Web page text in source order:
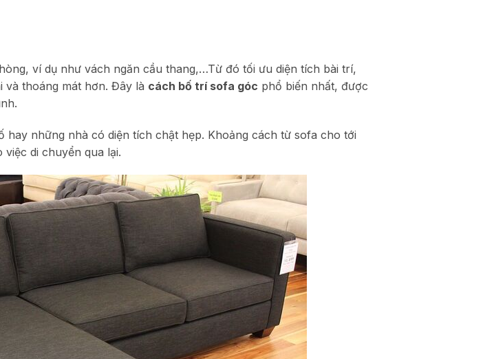
ví dụ như vách ngăn cầu thang,…Từ đó tối ưu diện tích bài trí,
thoáng mát hơn. Đây là cách bố trí sofa góc phổ biến nhất, được
những nhà có diện tích chật hẹp. Khoảng cách từ sofa cho tới
di chuyển qua lại.